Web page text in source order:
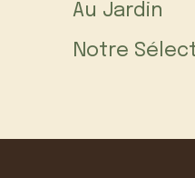
Au Jardin
Notre